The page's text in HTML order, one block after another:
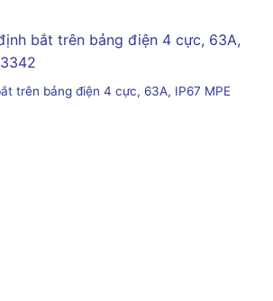
trên bảng điện 4 cực, 63A, IP67 MPE